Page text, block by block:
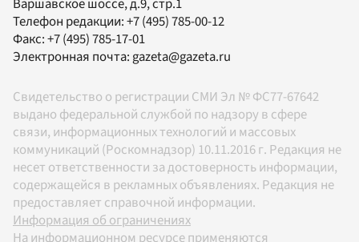
Телефон редакции:+7 (495) 785-00-12
Факс:+7 (495) 785-17-01
Электронная почта: gazeta@gazeta.ru
Свидетельство о регистрации СМИ Эл № ФС77-67642
выдано федеральной службой по надзору в сфере
связи, информационных технологий и массовых
коммуникаций (Роскомнадзор) 10.11.2016 г. Редакция не
несет ответственности за достоверность информации,
содержащейся в рекламных объявлениях. Редакция не
предоставляет справочной информации.
Информация об ограничениях